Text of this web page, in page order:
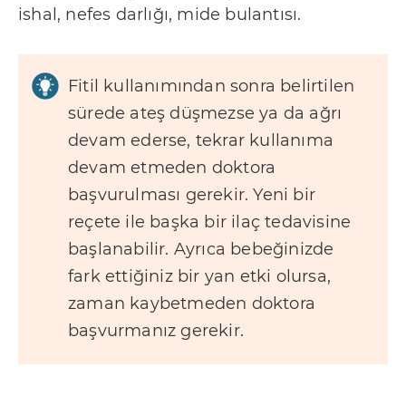
ishal, nefes darlığı, mide bulantısı.
Fitil kullanımından sonra belirtilen
sürede ateş düşmezse ya da ağrı
devam ederse, tekrar kullanıma
devam etmeden doktora
başvurulması gerekir. Yeni bir
reçete ile başka bir ilaç tedavisine
başlanabilir. Ayrıca bebeğinizde
fark ettiğiniz bir yan etki olursa,
zaman kaybetmeden doktora
başvurmanız gerekir.